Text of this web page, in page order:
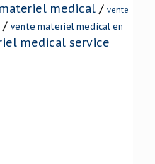
medical / vente
/ vente materiel medical en
medical service